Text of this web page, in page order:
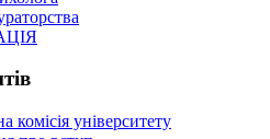
комісія університету